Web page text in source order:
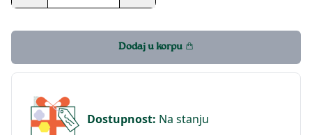
Dodaj u korpu
Dostupnost: Na stanju